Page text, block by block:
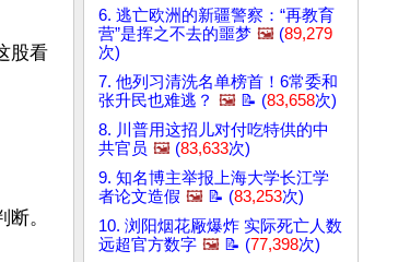
股看
。
6. 逃亡欧洲的新疆警察：“再教育
营”是挥之不去的噩梦 🖼️ (89,279
次)
7. 他列习清洗名单榜首！6常委和
张升民也难逃？ 🖼️ 📝 (83,658次)
8. 川普用这招儿对付吃特供的中
共官员 🖼️ (83,633次)
9. 知名博主举报上海大学长江学
者论文造假 🖼️ 📝 (83,253次)
10. 浏阳烟花厰爆炸 实际死亡人数
远超官方数字 🖼️ 📝 (77,398次)